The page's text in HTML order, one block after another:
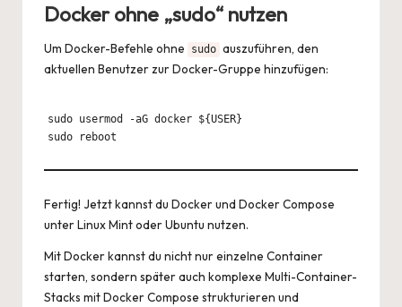
Docker ohne „sudo“ nutzen
Um Docker-Befehle ohne sudo auszuführen, den
aktuellen Benutzer zur Docker-Gruppe hinzufügen:
sudo usermod -aG docker ${USER}
Fertig! Jetzt kannst du Docker und Docker Compose
unter Linux Mint oder Ubuntu nutzen.
Mit Docker kannst du nicht nur einzelne Container
starten, sondern später auch komplexe Multi-Container-
Stacks mit Docker Compose strukturieren und